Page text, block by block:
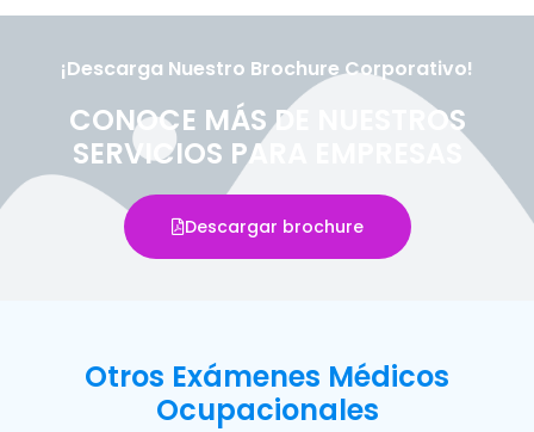
¡Descarga Nuestro Brochure Corporativo!
CONOCE MÁS DE NUESTROS
SERVICIOS PARA EMPRESAS
Descargar brochure
Otros Exámenes Médicos
Ocupacionales